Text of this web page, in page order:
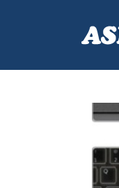
ASBIS